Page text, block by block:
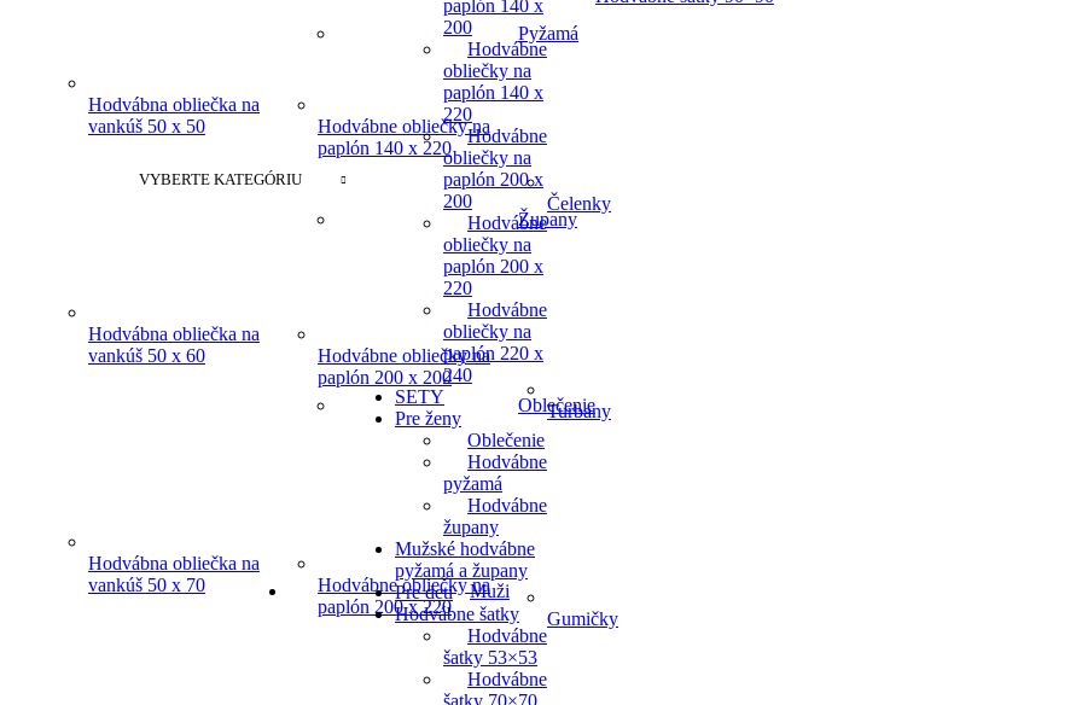
Pyžamá
Župany
Oblečenie
Muži
VYBERTE KATEGÓRIU
paplón 140 x
200
Hodvábne
obliečky na
paplón 140 x
220
Hodvábne
obliečky na
paplón 200 x
200
Hodvábne
obliečky na
paplón 200 x
220
Hodvábne
obliečky na
paplón 220 x
240
SETY
Pre ženy
Oblečenie
Hodvábne
pyžamá
Hodvábne
župany
Mužské hodvábne
pyžamá a župany
Pre deti
Hodvábne šatky
Hodvábne
šatky 53×53
Hodvábne
šatky 70×70
Hodvábna obliečka na
vankúš 50 x 50
Hodvábna obliečka na
vankúš 50 x 60
Hodvábna obliečka na
vankúš 50 x 70
Hodvábne obliečky na
paplón 140 x 220
Hodvábne obliečky na
paplón 200 x 200
Hodvábne obliečky na
paplón 200 x 220
Čelenky
Turbany
Gumičky